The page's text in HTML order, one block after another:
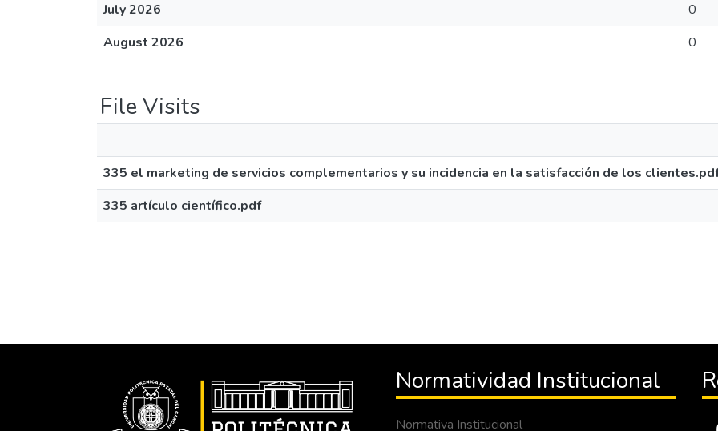
July 2026
0
August 2026
0
File Visits
335 el marketing de servicios complementarios y su incidencia en la satisfacción de los
335 artículo científico.pdf
Normatividad Institucional
Normativa Institucional